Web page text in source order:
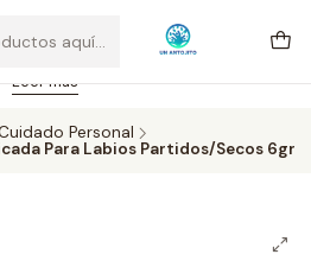
las 14 hrs. Envío GRATIS mismo
por compras desde CLP 39.900.
y domingos hasta 14 hrs.
Leer más
Personal
Para Labios Partidos/Secos 6gr